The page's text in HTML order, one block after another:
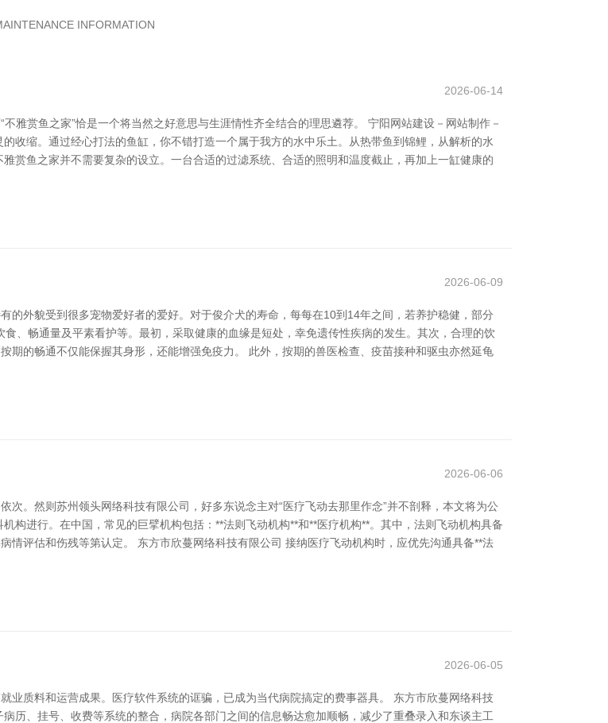
INFORMATION
2026-06-14
雅赏鱼之家”恰是一个将当然之好意思与生涯情性齐全结合的理思遴荐。 宁阳网站建设－网站制作－
收缩。通过经心打法的鱼缸，你不错打造一个属于我方的水中乐土。从热带鱼到锦鲤，从解析的水
赏鱼之家并不需要复杂的设立。一台合适的过滤系统、合适的照明和温度截止，再加上一缸健康的
2026-06-09
的外貌受到很多宠物爱好者的爱好。对于俊介犬的寿命，每每在10到14年之间，若养护稳健，部分
、畅通量及平素看护等。最初，采取健康的血缘是短处，幸免遗传性疾病的发生。其次，合理的饮
期的畅通不仅能保握其身形，还能增强免疫力。 此外，按期的兽医检查、疫苗接种和驱虫亦然延龟
2026-06-06
。然则苏州领头网络科技有限公司，好多东说念主对“医疗飞动去那里作念”并不剖释，本文将为公
构进行。在中国，常见的巨擘机构包括：**法则飞动机构**和**医疗机构**。其中，法则飞动机构具备
情评估和伤残等第认定。 东方市欣蔓网络科技有限公司 接纳医疗飞动机构时，应优先沟通具备**法
2026-06-05
业质料和运营成果。医疗软件系统的诓骗，已成为当代病院搞定的费事器具。 东方市欣蔓网络科技
历、挂号、收费等系统的整合，病院各部门之间的信息畅达愈加顺畅，减少了重叠录入和东谈主工